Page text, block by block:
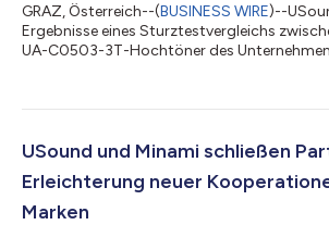
GRAZ, Österreich--(BUSINESS WIRE)--
Ergebnisse eines Sturztestvergleichs
UA-C0503-3T-Hochtöner des
hintereinander aus einer Höhe von 150 cm
einer bemerkenswerten Überlebensrate
harmonische...
USound und Minami schließen
Erleichterung neuer
Marken